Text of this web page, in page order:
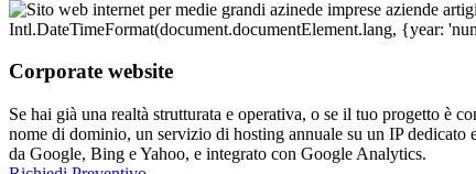
Corporate website
Se hai già una realtà strutturata e operativa, o se il tuo progetto è
nome di dominio, un servizio di hosting annuale su un IP
da Google, Bing e Yahoo, e integrato con Google Analytics.